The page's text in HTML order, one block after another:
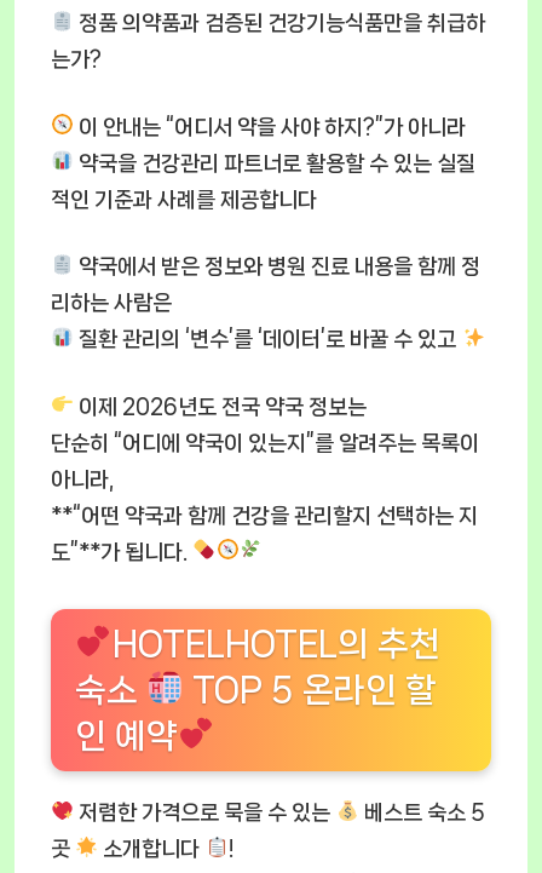
정품 의약품과 검증된 건강기능식품만을 취급하
는가?
이 안내는 “어디서 약을 사야 하지?”가 아니라
약국을 건강관리 파트너로 활용할 수 있는 실질
적인 기준과 사례를 제공합니다
약국에서 받은 정보와 병원 진료 내용을 함께 정
리하는 사람은
질환 관리의 ‘변수’를 ‘데이터’로 바꿀 수 있고
이제 2026년도 전국 약국 정보는
단순히 “어디에 약국이 있는지”를 알려주는 목록이
아니라,
**“어떤 약국과 함께 건강을 관리할지 선택하는 지
도”**가 됩니다.
HOTELHOTEL의 추천
숙소
TOP 5 온라인 할
인 예약
저렴한 가격으로 묵을 수 있는
베스트 숙소 5
곳
소개합니다
!